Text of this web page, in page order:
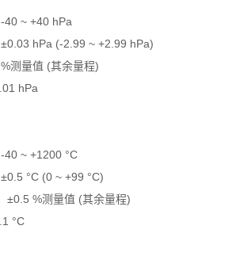
-40 ~ +40 hPa
±0.03 hPa (-2.99 ~ +2.99 hPa)
测量值 (其余量程)
hPa
-40 ~ +1200 °C
±0.5 °C (0 ~ +99 °C)
±0.5 %测量值 (其余量程)
°C